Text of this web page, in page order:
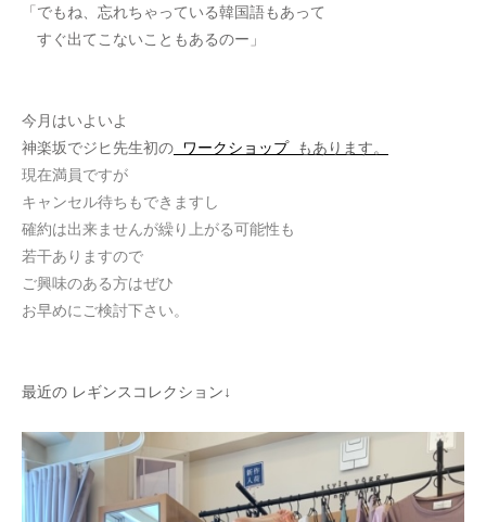
「でもね、忘れちゃっている韓国語もあって
すぐ出てこないこともあるのー」
今月はいよいよ
神楽坂でジヒ先生初の ワークショップ もあります。
現在満員ですが
キャンセル待ちもできますし
確約は出来ませんが繰り上がる可能性も
若干ありますので
ご興味のある方はぜひ
お早めにご検討下さい。
最近の レギンスコレクション↓